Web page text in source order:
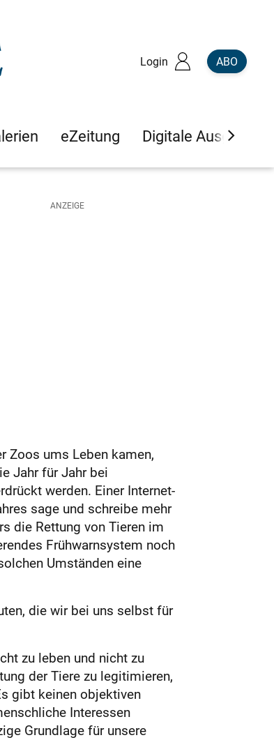
Login ABO
eZeitung Digitale Ausgaben
Zoos ums Leben kamen,
Jahr für Jahr bei
werden. Einer Internet-
sage und schreibe mehr
die Rettung von Tieren im
Frühwarnsystem noch
Umständen eine
die wir bei uns selbst für
zu leben und nicht zu
der Tiere zu legitimieren,
gibt keinen objektiven
Interessen
Grundlage für unsere